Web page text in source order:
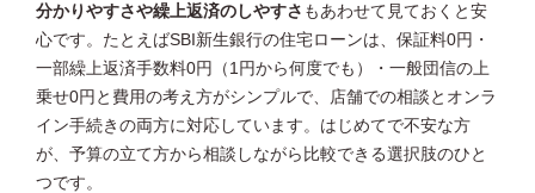
分かりやすさや繰上返済のしやすさ もあわせて見ておくと安
心です。たとえばSBI新生銀行の住宅ローンは、保証料0円・
一部繰上返済手数料0円（1円から何度でも）・一般団信の上
乗せ0円と費用の考え方がシンプルで、店舗での相談とオンラ
イン手続きの両方に対応しています。はじめてで不安な方
が、予算の立て方から相談しながら比較できる選択肢のひと
つです。